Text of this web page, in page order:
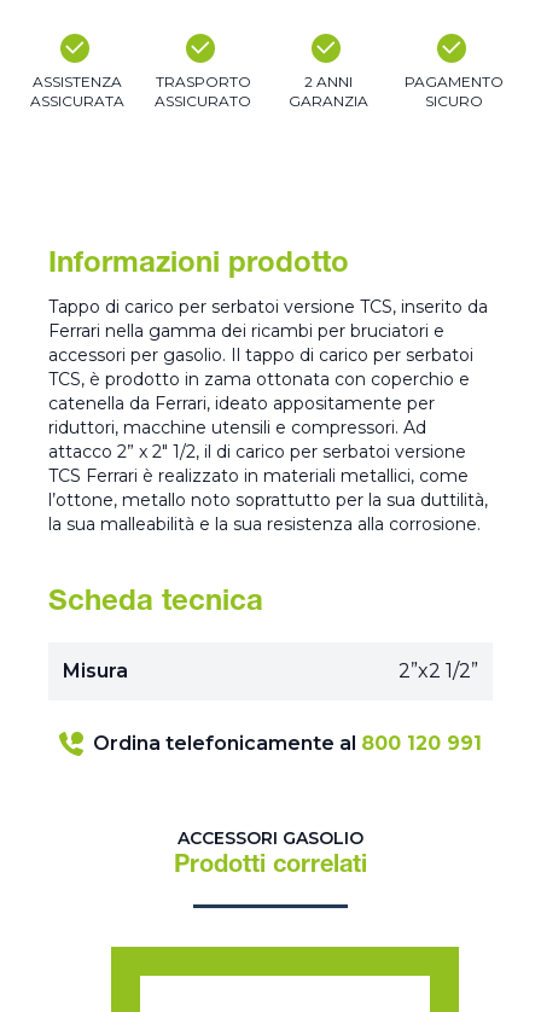
ASSISTENZA
ASSICURATA
TRASPORTO
ASSICURATO
2 ANNI
GARANZIA
PAGAMENTO
SICURO
Informazioni prodotto
Tappo di carico per serbatoi versione TCS, inserito da
Ferrari nella gamma dei ricambi per bruciatori e
accessori per gasolio. Il tappo di carico per serbatoi
TCS, è prodotto in zama ottonata con coperchio e
catenella da Ferrari, ideato appositamente per
riduttori, macchine utensili e compressori. Ad
attacco 2” x 2" 1/2, il di carico per serbatoi versione
TCS Ferrari è realizzato in materiali metallici, come
l’ottone, metallo noto soprattutto per la sua duttilità,
la sua malleabilità e la sua resistenza alla corrosione.
Scheda tecnica
Misura 2”x2 1/2”
Ordina telefonicamente al 800 120 991
ACCESSORI GASOLIO
Prodotti correlati